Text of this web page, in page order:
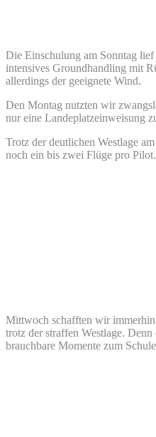
Die Einschulung am Sonntag
intensives Groundhandling mit
allerdings der geeignete Wind.
Den Montag nutzten wir
nur eine Landeplatzeinweisung
Trotz der deutlichen Westlage
noch ein bis zwei Flüge pro Pilot.
Mittwoch schafften wir
trotz der straffen Westlage.
brauchbare Momente zum